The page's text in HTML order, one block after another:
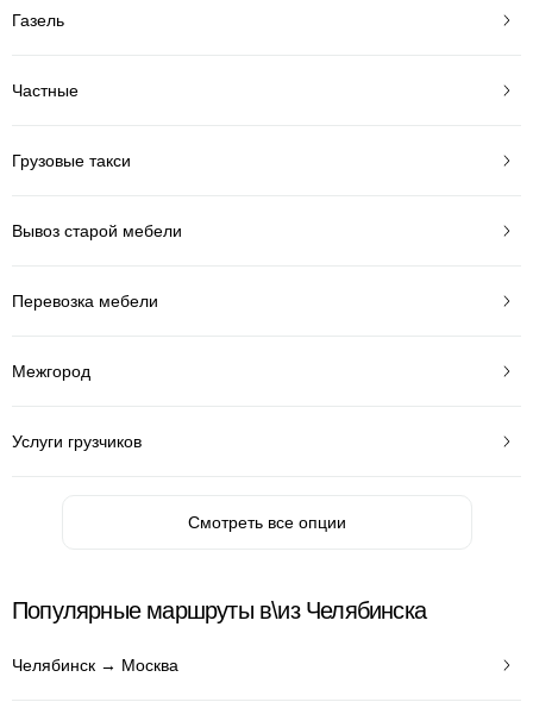
Газель
Частные
Грузовые такси
Вывоз старой мебели
Перевозка мебели
Межгород
Услуги грузчиков
Смотреть все опции
Популярные маршруты в\из Челябинска
Челябинск → Москва